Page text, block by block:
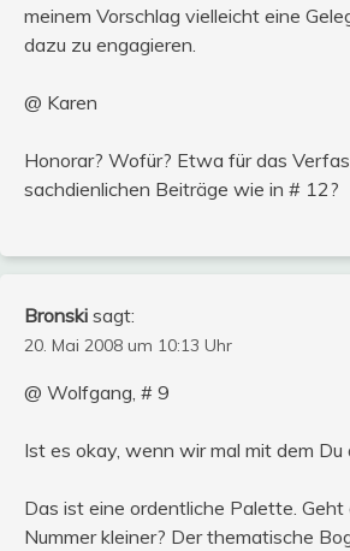
meinem Vorschlag vielleicht eine
dazu zu engagieren.
@ Karen
Honorar? Wofür? Etwa für das
sachdienlichen Beiträge wie in # 12?
Bronski sagt:
20. Mai 2008 um 10:13 Uhr
@ Wolfgang, # 9
Ist es okay, wenn wir mal mit dem Du
Das ist eine ordentliche Palette. Geht
Nummer kleiner? Der thematische